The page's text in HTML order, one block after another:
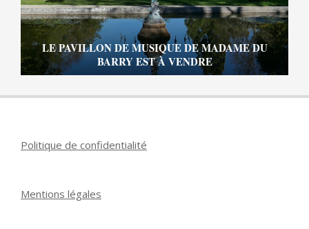
LE PAVILLON DE MUSIQUE DE MADAME DU
BARRY EST À VENDRE
Politique de confidentialité
Mentions légales